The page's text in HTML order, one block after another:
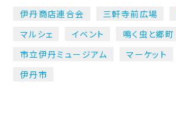
伊丹商店連合会 三軒寺前広場
マルシェ
イベント
鳴く虫と郷町
市立伊丹ミュージアム
マーケット
伊丹市